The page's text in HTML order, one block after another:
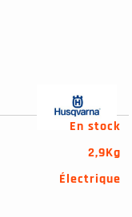
En stock
2,9Kg
Électrique